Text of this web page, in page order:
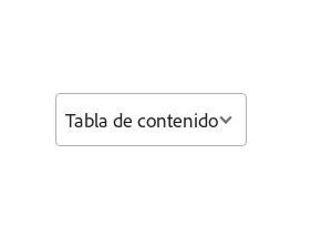
Tabla de contenido